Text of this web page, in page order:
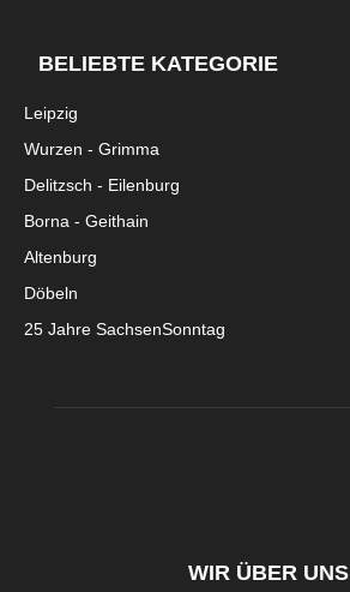
BELIEBTE KATEGORIE
Leipzig
Wurzen - Grimma
Delitzsch - Eilenburg
Borna - Geithain
Altenburg
Döbeln
25 Jahre SachsenSonntag
WIR ÜBER UNS